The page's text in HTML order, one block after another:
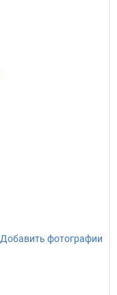
Добавить фотографии